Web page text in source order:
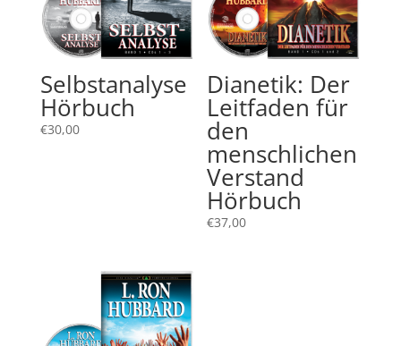
Selbstanalyse
Hörbuch
€30,00
Dianetik: Der
Leitfaden für
den
menschlichen
Verstand
Hörbuch
€37,00